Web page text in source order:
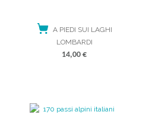
A PIEDI SUI LAGHI
LOMBARDI
14,00 €